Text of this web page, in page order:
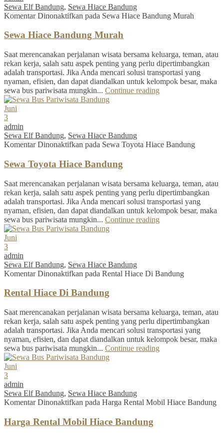
Sewa Elf Bandung, Sewa Hiace Bandung
Komentar Dinonaktifkan pada Sewa Hiace Bandung Murah
Sewa Hiace Bandung Murah
Saat merencanakan perjalanan wisata bersama keluarga, teman, atau
rekan kerja, salah satu aspek penting yang perlu dipertimbangkan
adalah transportasi. Jika Anda mencari solusi transportasi yang
nyaman, efisien, dan dapat diandalkan untuk kelompok besar, maka
sewa bus pariwisata mungkin... Continue reading
Juni
3
admin
Sewa Elf Bandung, Sewa Hiace Bandung
Komentar Dinonaktifkan pada Sewa Toyota Hiace Bandung
Sewa Toyota Hiace Bandung
Saat merencanakan perjalanan wisata bersama keluarga, teman, atau
rekan kerja, salah satu aspek penting yang perlu dipertimbangkan
adalah transportasi. Jika Anda mencari solusi transportasi yang
nyaman, efisien, dan dapat diandalkan untuk kelompok besar, maka
sewa bus pariwisata mungkin... Continue reading
Juni
3
admin
Sewa Elf Bandung, Sewa Hiace Bandung
Komentar Dinonaktifkan pada Rental Hiace Di Bandung
Rental Hiace Di Bandung
Saat merencanakan perjalanan wisata bersama keluarga, teman, atau
rekan kerja, salah satu aspek penting yang perlu dipertimbangkan
adalah transportasi. Jika Anda mencari solusi transportasi yang
nyaman, efisien, dan dapat diandalkan untuk kelompok besar, maka
sewa bus pariwisata mungkin... Continue reading
Juni
3
admin
Sewa Elf Bandung, Sewa Hiace Bandung
Komentar Dinonaktifkan pada Harga Rental Mobil Hiace Bandung
Harga Rental Mobil Hiace Bandung